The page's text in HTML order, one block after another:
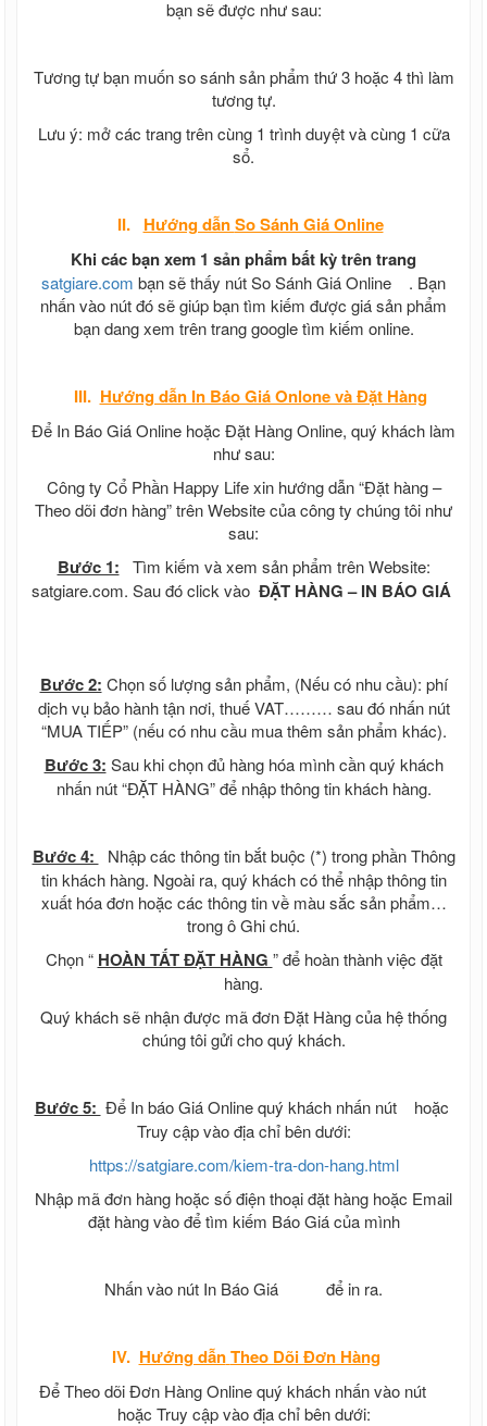
bạn sẽ được như sau:
Tương tự bạn muốn so sánh sản phẩm thứ 3 hoặc 4 thì làm
tương tự.
Lưu ý: mở các trang trên cùng 1 trình duyệt và cùng 1 cữa
sổ.
II. Hướng dẫnSo Sánh Giá Online
Khi các bạn xem 1 sản phẩm bất kỳ trên trang
satgiare.com bạn sẽ thấy nút So Sánh Giá Online
. Bạn
nhấn vào nút đó sẽ giúp bạn tìm kiếm được giá sản phẩm
bạn dang xem trên trang google tìm kiếm online.
III. Hướng dẫn In Báo Giá Onlone và Đặt Hàng
Để In Báo Giá Online hoặc Đặt Hàng Online, quý khách làm
như sau:
Công ty Cổ Phần Happy Life xin hướng dẫn “Đặt hàng –
Theo dõi đơn hàng” trên Website của công ty chúng tôi như
sau:
Bước 1: Tìm kiếm và xem sản phẩm trên Website:
satgiare.com. Sau đó click vào ĐẶT HÀNG – IN BÁO GIÁ
Bước 2: Chọn số lượng sản phẩm, (Nếu có nhu cầu): phí
dịch vụ bảo hành tận nơi, thuế VAT……… sau đó nhấn nút
“MUA TIẾP” (nếu có nhu cầu mua thêm sản phẩm khác).
Bước 3: Sau khi chọn đủ hàng hóa mình cần quý khách
nhấn nút “ĐẶT HÀNG” để nhập thông tin khách hàng.
Bước 4:
Nhập các thông tin bắt buộc (*) trong phần Thông
tin khách hàng. Ngoài ra, quý khách có thể nhập thông tin
xuất hóa đơn hoặc các thông tin về màu sắc sản phẩm…
trong ô Ghi chú.
Chọn “ HOÀN TẤT ĐẶT HÀNG ” để hoàn thành việc đặt
hàng.
Quý khách sẽ nhận được mã đơn Đặt Hàng của hệ thống
chúng tôi gửi cho quý khách.
Bước 5: Để In báo Giá Online quý khách nhấn nút
hoặc
Truy cập vào địa chỉ bên dưới:
https://satgiare.com/kiem-tra-don-hang.html
Nhập mã đơn hàng hoặc số điện thoại đặt hàng hoặc Email
đặt hàng vào để tìm kiếm Báo Giá của mình
Nhấn vào nút In Báo Giá để in ra.
IV. Hướng dẫn Theo Dõi Đơn Hàng
Để Theo dõi Đơn Hàng Online quý khách nhấn vào nút
hoặc Truy cập vào địa chỉ bên dưới: